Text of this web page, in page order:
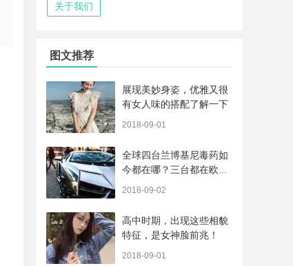
关于我们
图文推荐
展现美妙身姿，优雅又很
有女人味的搭配了解一下
2018-09-01
全球四台兰博基尼毒药如
今都在哪？三台都在欧
2018-09-02
高中时期，出现这些相貌
特征，是女神脸前兆！
2018-09-01